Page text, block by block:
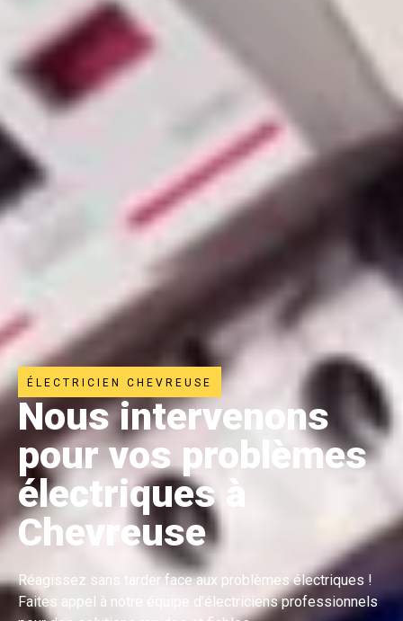
ÉLECTRICIEN CHEVREUSE
Nous intervenons
pour vos problèmes
électriques à
Chevreuse
Réagissez sans tarder face aux problèmes électriques !
Faites appel à notre équipe d’électriciens professionnels